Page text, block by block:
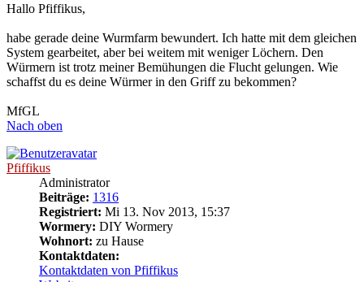
Hallo Pfiffikus,
habe gerade deine Wurmfarm bewundert. Ich hatte mit dem gleichen
System gearbeitet, aber bei weitem mit weniger Löchern. Den
Würmern ist trotz meiner Bemühungen die Flucht gelungen. Wie
schaffst du es deine Würmer in den Griff zu bekommen?
MfGL
Nach oben
Pfiffikus
Administrator
Beiträge: 1316
Registriert: Mi 13. Nov 2013, 15:37
Wormery: DIY Wormery
Wohnort: zu Hause
Kontaktdaten:
Kontaktdaten von Pfiffikus